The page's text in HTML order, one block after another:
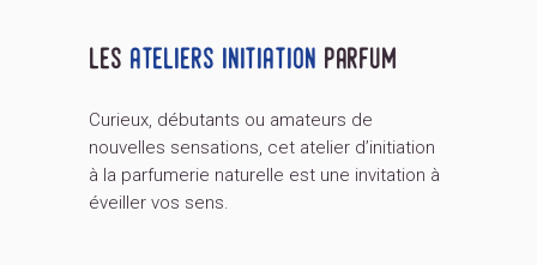
les ateliers initiation parfum
Curieux, débutants ou amateurs de
nouvelles sensations, cet atelier d’initiation
à la parfumerie naturelle est une invitation à
éveiller vos sens.